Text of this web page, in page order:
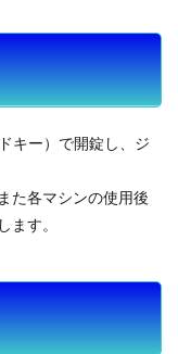
キー）で開錠し、ジ
た各マシンの使用後
ます。